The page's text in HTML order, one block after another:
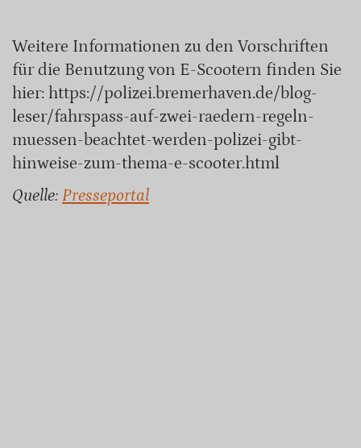
Weitere Informationen zu den Vorschriften
für die Benutzung von E-Scootern finden Sie
hier: https://polizei.bremerhaven.de/blog-
leser/fahrspass-auf-zwei-raedern-regeln-
muessen-beachtet-werden-polizei-gibt-
hinweise-zum-thema-e-scooter.html
Quelle: Presseportal